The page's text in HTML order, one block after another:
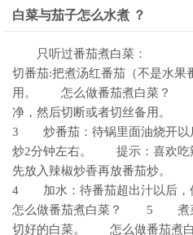
白菜与茄子怎么水煮 ？
只听过番茄煮白菜：
切番茄:把煮汤红番茄（不是水果
用。 怎么做番茄煮白菜？
净，然后切断或者切丝备用
3 炒番茄：待锅里面油烧开以
炒2分钟左右。 提示：喜欢吃
先放入辣椒炒香再放番茄炒
4 加水：待番茄超出汁以后
怎么做番茄煮白菜？ 5 煮菜
切好的白菜。 怎么做番茄